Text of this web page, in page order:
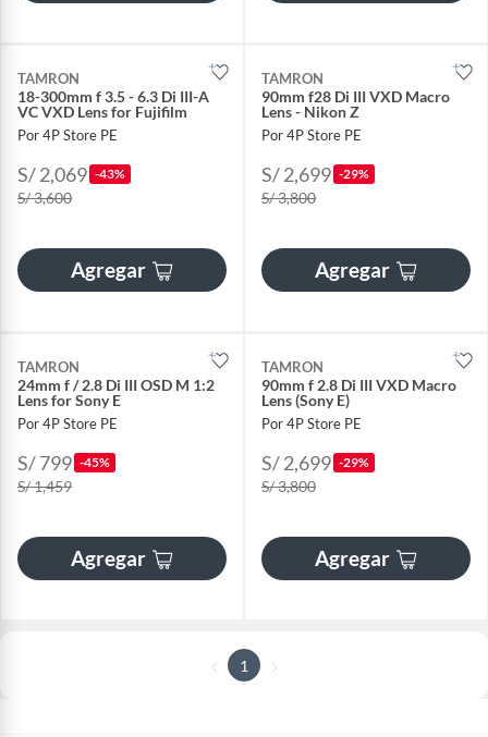
TAMRON
18-300mm f 3.5 - 6.3 Di III-A
VC VXD Lens for Fujifilm
Por 4P Store PE
S/ 2,069 -43%
S/ 3,600
Agregar
TAMRON
90mm f28 Di III VXD Macro
Lens - Nikon Z
Por 4P Store PE
S/ 2,699 -29%
S/ 3,800
Agregar
TAMRON
24mm f / 2.8 Di III OSD M 1:2
Lens for Sony E
Por 4P Store PE
S/ 799 -45%
S/ 1,459
Agregar
TAMRON
90mm f 2.8 Di III VXD Macro
Lens (Sony E)
Por 4P Store PE
S/ 2,699 -29%
S/ 3,800
Agregar
1